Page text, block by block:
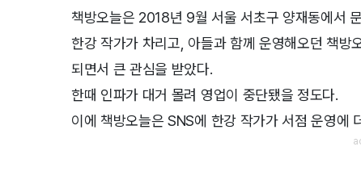
책방오늘은 2018년 9월 서울 서초구 양재동에서
한강 작가가 차리고, 아들과 함께 운영해오던 책
되면서 큰 관심을 받았다.
한때 인파가 대거 몰려 영업이 중단됐을 정도다.
이에 책방오늘은 SNS에 한강 작가가 서점 운영에